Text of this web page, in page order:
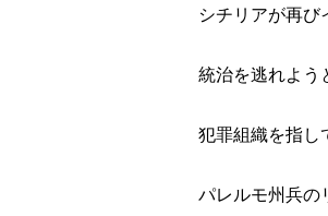
シチリアが再び
統治を逃れよう
犯罪組織を指し
パレルモ州兵の